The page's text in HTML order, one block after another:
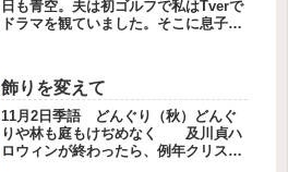
日も青空。夫は初ゴルフで私はTverで
ドラマを観ていました。そこに息子か
しれないからと、自撮りの家族写真が
添えられていました。沿道の人...
飾りを変えて
11月2日季語 どんぐり（秋）どんぐ
りや林も庭もけぢめなく 及川貞ハ
ロウィンが終わったら、例年クリスマ